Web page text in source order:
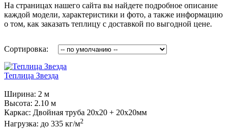
На страницах нашего сайта вы найдете подробное описание
каждой модели, характеристики и фото, а также информацию
о том, как заказать теплицу с доставкой по выгодной цене.
Сортировка:
Теплица Звезда
Ширина: 2 м
Высота: 2.10 м
Каркас: Двойная труба 20х20 + 20х20мм
Нагрузка: до 335 кг/м2